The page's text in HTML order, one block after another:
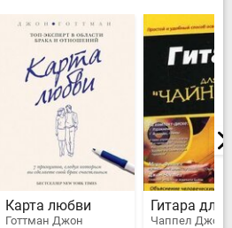
Карта любви
Готтман Джон